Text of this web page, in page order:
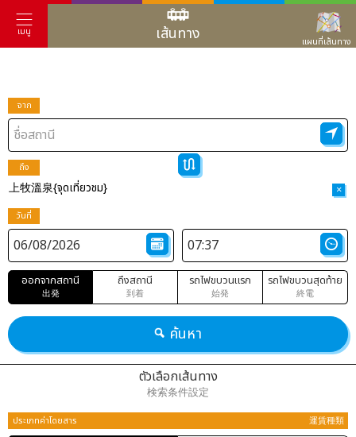
เมนู เส้นทาง แผนที่เส้นทาง
จาก
ถึง
上牧溫泉{จุดเที่ยวชม} ×
วันที่
ออกจากสถานี
出発
ถึงสถานี
到着
รถไฟขบวนแรก
始発
รถไฟขบวนสุดท้าย
終電
ค้นหา
ตัวเลือกเส้นทาง
検索条件設定
ประเภทค่าโดยสาร 運賃種類